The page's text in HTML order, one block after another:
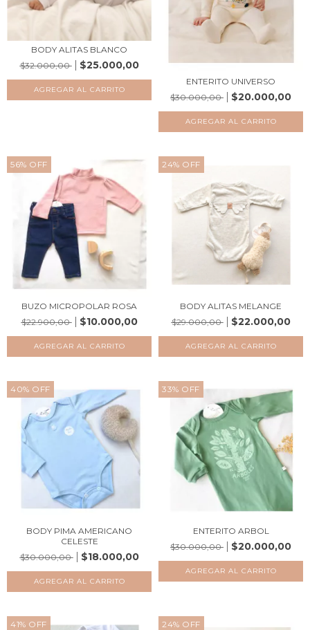
BODY ALITAS BLANCO
$32.000,00
$25.000,00
AGREGAR AL CARRITO
ENTERITO UNIVERSO
$30.000,00
$20.000,00
AGREGAR AL CARRITO
56% OFF
BUZO MICROPOLAR ROSA
$22.900,00
$10.000,00
AGREGAR AL CARRITO
24% OFF
BODY ALITAS MELANGE
$29.000,00
$22.000,00
AGREGAR AL CARRITO
40% OFF
BODY PIMA AMERICANO
CELESTE
$30.000,00
$18.000,00
AGREGAR AL CARRITO
33% OFF
ENTERITO ARBOL
$30.000,00
$20.000,00
AGREGAR AL CARRITO
41% OFF 24% OFF